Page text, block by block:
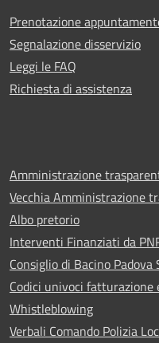
Prenotazione
Segnalazione disservizio
Leggi le FAQ
Richiesta di assistenza
Amministrazione
Vecchia Amministrazione
Albo pretorio
Interventi Finanziati da
Consiglio di Bacino Padova
Codici univoci
Whistleblowing
Verbali Comando Polizia